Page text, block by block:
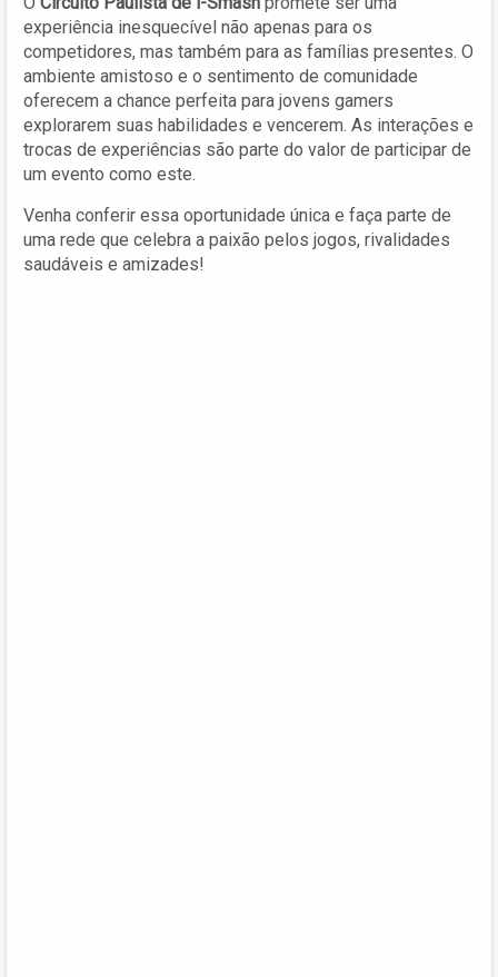
experiência inesquecível não apenas para os
competidores, mas também para as famílias presentes. O
ambiente amistoso e o sentimento de comunidade
oferecem a chance perfeita para jovens gamers
explorarem suas habilidades e vencerem. As interações e
trocas de experiências são parte do valor de participar de
um evento como este.
Venha conferir essa oportunidade única e faça parte de
uma rede que celebra a paixão pelos jogos, rivalidades
saudáveis e amizades!